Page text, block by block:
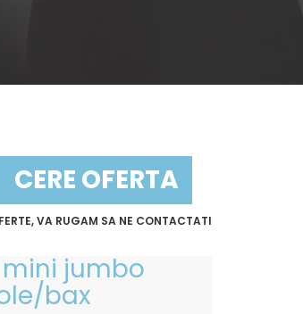
CERE OFERTA
VA RUGAM SA NE CONTACTATI
jumbo
bax